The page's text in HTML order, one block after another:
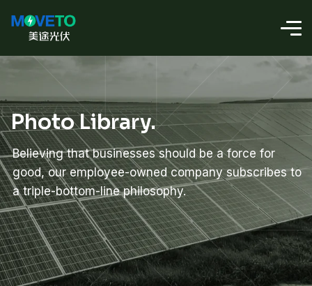
Photo Library.
Believing that businesses should be a force for
good, our employee-owned company subscribes to
a triple-bottom-line philosophy.